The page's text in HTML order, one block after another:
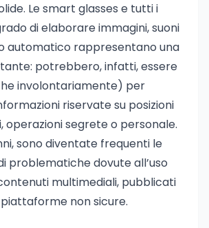
Le smart glasses e tutti i
di elaborare immagini, suoni
automatico rappresentano una
potrebbero, infatti, essere
involontariamente) per
riservate su posizioni
operazioni segrete o personale.
sono diventate frequenti le
problematiche dovute all’uso
multimediali, pubblicati
non sicure.